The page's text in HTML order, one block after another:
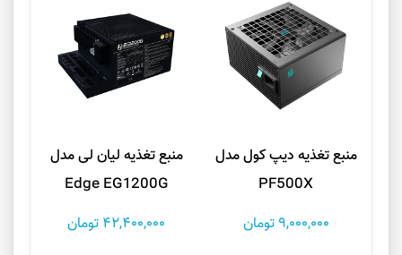
منبع تغذیه دیپ کول مدل
PF500X
9,000,000 تومان
منبع تغذیه لیان لی مدل
Edge EG1200G
42,400,000 تومان